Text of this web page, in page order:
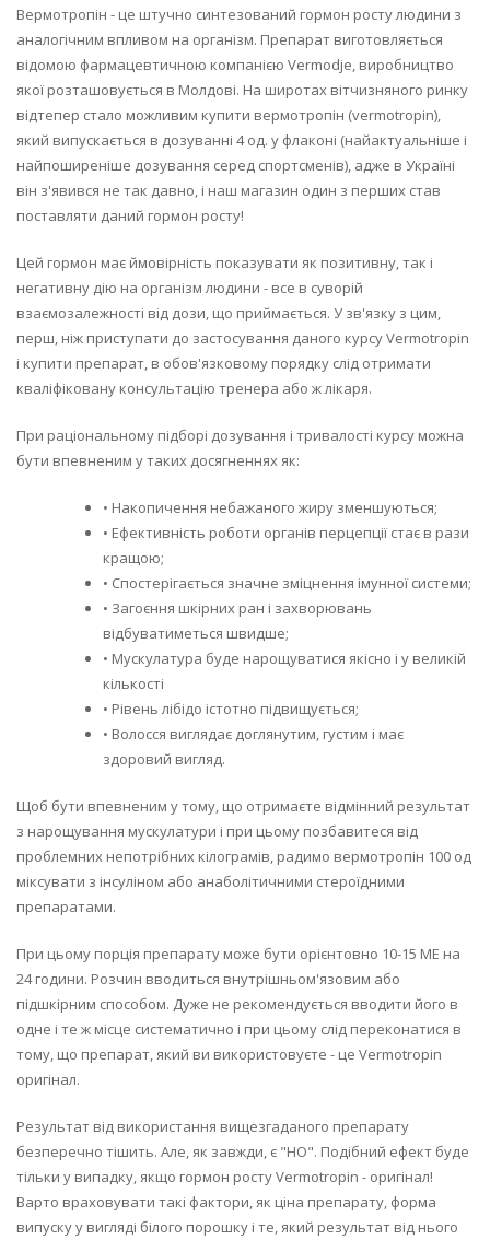
Вермотропін - це штучно синтезований гормон росту людини з
аналогічним впливом на організм. Препарат виготовляється
відомою фармацевтичною компанією Vermodje, виробництво
якої розташовується в Молдові. На широтах вітчизняного ринку
відтепер стало можливим купити вермотропін (vermotropin),
який випускається в дозуванні 4 од. у флаконі (найактуальніше і
найпоширеніше дозування серед спортсменів), адже в Україні
він з'явився не так давно, і наш магазин один з перших став
поставляти даний гормон росту!
Цей гормон має ймовірність показувати як позитивну, так і
негативну дію на організм людини - все в суворій
взаємозалежності від дози, що приймається. У зв'язку з цим,
перш, ніж приступати до застосування даного курсу Vermotropin
і купити препарат, в обов'язковому порядку слід отримати
кваліфіковану консультацію тренера або ж лікаря.
При раціональному підборі дозування і тривалості курсу можна
бути впевненим у таких досягненнях як:
• Накопичення небажаного жиру зменшуються;
• Ефективність роботи органів перцепції стає в рази
кращою;
• Спостерігається значне зміцнення імунної системи;
• Загоєння шкірних ран і захворювань
відбуватиметься швидше;
• Мускулатура буде нарощуватися якісно і у великій
кількості
• Рівень лібідо істотно підвищується;
• Волосся виглядає доглянутим, густим і має
здоровий вигляд.
Щоб бути впевненим у тому, що отримаєте відмінний результат
з нарощування мускулатури і при цьому позбавитеся від
проблемних непотрібних кілограмів, радимо вермотропін 100 од
міксувати з інсуліном або анаболітичними стероїдними
препаратами.
При цьому порція препарату може бути орієнтовно 10-15 МЕ на
24 години. Розчин вводиться внутрішньом'язовим або
підшкірним способом. Дуже не рекомендується вводити його в
одне і те ж місце систематично і при цьому слід переконатися в
тому, що препарат, який ви використовуєте - це Vermotropin
оригінал.
Результат від використання вищезгаданого препарату
безперечно тішить. Але, як завжди, є "НО". Подібний ефект буде
тільки у випадку, якщо гормон росту Vermotropin - оригінал!
Варто враховувати такі фактори, як ціна препарату, форма
випуску у вигляді білого порошку і те, який результат від нього